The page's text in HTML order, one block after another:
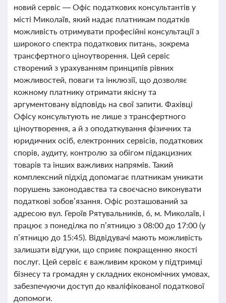
новий сервіс — Офіс податкових консультантів у
місті Миколаїв, який надає платникам податків
можливість отримувати професійні консультації з
широкого спектра податкових питань, зокрема
трансфертного ціноутворення. Цей сервіс
створений з урахуванням принципів рівних
можливостей, поваги та інклюзії, що дозволяє
кожному платнику отримати якісну та
аргументовану відповідь на свої запити. Фахівці
Офісу консультують не лише з трансфертного
ціноутворення, а й з оподаткування фізичних та
юридичних осіб, електронних сервісів, податкових
спорів, аудиту, контролю за обігом підакцизних
товарів та інших важливих напрямів. Такий
комплексний підхід допомагає платникам уникати
порушень законодавства та своєчасно виконувати
податкові зобов’язання. Офіс розташований за
адресою вул. Героїв Рятувальників, 6, м. Миколаїв, і
працює з понеділка по п’ятницю з 08:00 до 17:00 (у
п’ятницю до 15:45). Відвідувачі мають можливість
залишати відгуки, що сприяє покращенню якості
послуг. Цей сервіс є важливим кроком у підтримці
бізнесу та громадян у складних економічних умовах,
забезпечуючи доступ до кваліфікованої податкової
допомоги.